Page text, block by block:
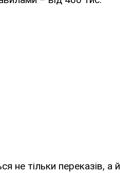
не тільки переказів, а й